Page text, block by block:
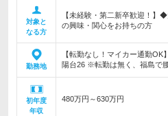
対象と
なる方
【未経験・第二新卒歓迎！
の興味・関心をお持ちの方
勤務地
【転勤なし！マイカー通勤
陽台26 ※転勤は無く、福島で
初年度
年収
480万円～630万円